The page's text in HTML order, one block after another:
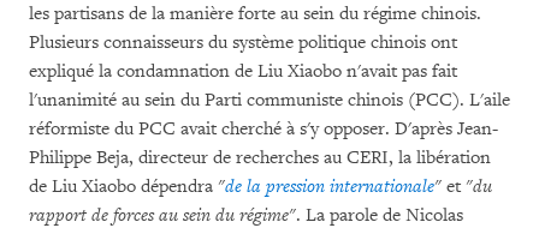
les partisans de la manière forte au sein du régime chinois.
Plusieurs connaisseurs du système politique chinois ont
expliqué la condamnation de Liu Xiaobo n'avait pas fait
l'unanimité au sein du Parti communiste chinois (PCC). L'aile
réformiste du PCC avait cherché à s'y opposer. D'après Jean-
Philippe Beja, directeur de recherches au CERI, la libération
de Liu Xiaobo dépendra "de la pression internationale" et "du
rapport de forces au sein du régime". La parole de Nicolas